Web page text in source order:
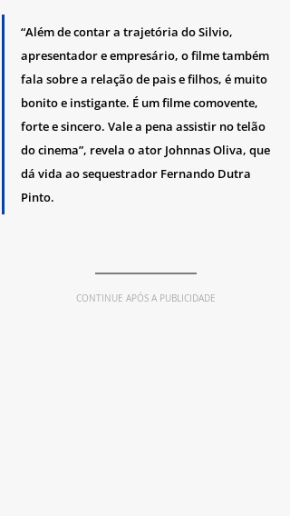
“Além de contar a trajetória do Silvio,
apresentador e empresário, o filme também
fala sobre a relação de pais e filhos, é muito
bonito e instigante. É um filme comovente,
forte e sincero. Vale a pena assistir no telão
do cinema”, revela o ator Johnnas Oliva, que
dá vida ao sequestrador Fernando Dutra
Pinto.
CONTINUE APÓS A PUBLICIDADE